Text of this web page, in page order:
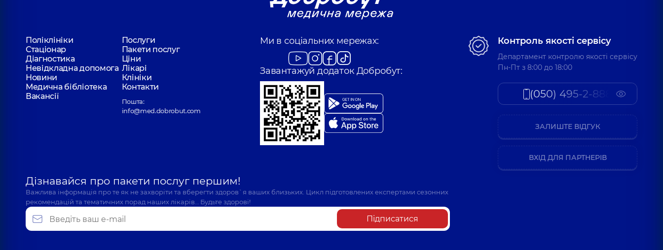
Поліклініки
Послуги
Стаціонар
Пакети послуг
Діагностика
Ціни
Невідкладна допомога Лікарі
Новини
Клініки
Медична бібліотека
Контакти
Вакансії
Пошта:
info@med.dobrobut.com
Ми в соціальних мережах:
Завантажуй додаток Добробут:
Дізнавайся про пакети послуг першим!
Важлива інформація про те як не захворіти та вберегти здоров`я ваших близьких. Цикл підготовлених експертами сезонних
рекомендацій та тематичних порад наших лікарів… Будьте здорові!
Підписатися
Контроль якості сервісу
Департамент контролю якості сервісу
Пн-Пт з 8:00 до 18:00
(050) 495-2-888
ЗАЛИШТЕ ВІДГУК
ВХІД ДЛЯ ПАРТНЕРІВ